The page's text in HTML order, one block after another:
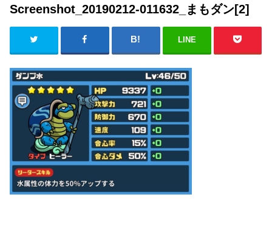
Screenshot_20190212-011632_まもダン[2]
LINE